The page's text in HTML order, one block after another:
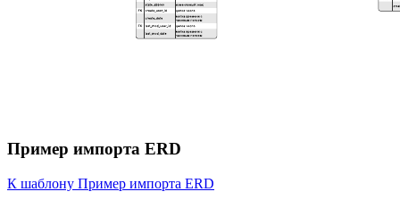
Пример импорта ERD
К шаблону Пример импорта ERD